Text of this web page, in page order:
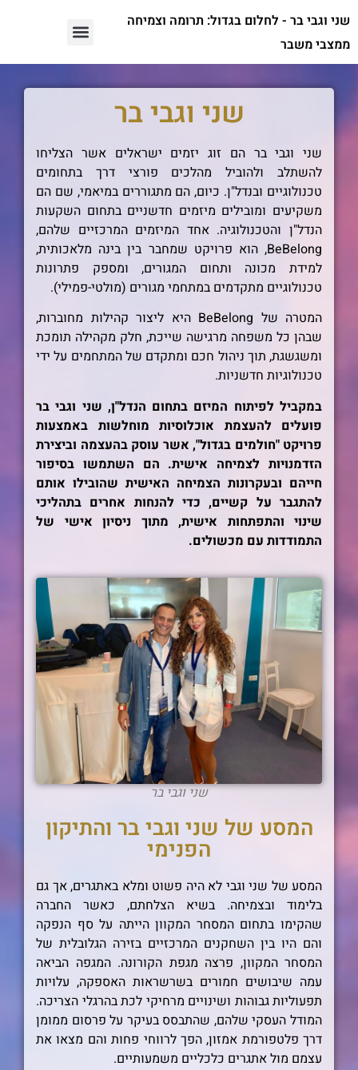
שני וגבי בר - לחלום בגדול: תרומה וצמיחה
ממצבי משבר
שני וגבי בר
שני וגבי בר הם זוג יזמים ישראלים אשר הצליחו
להשתלב ולהוביל מהלכים פורצי דרך בתחומים
טכנולוגיים ובנדל"ן. כיום, הם מתגוררים במיאמי, שם הם
משקיעים ומובילים מיזמים חדשניים בתחום השקעות
הנדל"ן והטכנולוגיה. אחד המיזמים המרכזיים שלהם,
BeBelong, הוא פרויקט שמחבר בין בינה מלאכותית,
למידת מכונה ותחום המגורים, ומספק פתרונות
טכנולוגיים מתקדמים במתחמי מגורים (מולטי-פמילי).
המטרה של BeBelong היא ליצור קהילות מחוברות,
שבהן כל משפחה מרגישה שייכת, חלק מקהילה תומכת
ומשגשגת, תוך ניהול חכם ומתקדם של המתחמים על ידי
טכנולוגיות חדשניות.
במקביל לפיתוח המיזם בתחום הנדל"ן, שני וגבי בר
פועלים להעצמת אוכלוסיות מוחלשות באמצעות
פרויקט "חולמים בגדול", אשר עוסק בהעצמה וביצירת
הזדמנויות לצמיחה אישית. הם השתמשו בסיפור
חייהם ובעקרונות הצמיחה האישית שהובילו אותם
להתגבר על קשיים, כדי להנחות אחרים בתהליכי
שינוי והתפתחות אישית, מתוך ניסיון אישי של
התמודדות עם מכשולים.
שני וגבי בר
המסע של שני וגבי בר והתיקון
הפנימי
המסע של שני וגבי לא היה פשוט ומלא באתגרים, אך גם
בלימוד ובצמיחה. בשיא הצלחתם, כאשר החברה
שהקימו בתחום המסחר המקוון הייתה על סף הנפקה
והם היו בין השחקנים המרכזיים בזירה הגלובלית של
המסחר המקוון, פרצה מגפת הקורונה. המגפה הביאה
עמה שיבושים חמורים בשרשראות האספקה, עלויות
תפעוליות גבוהות ושינויים מרחיקי לכת בהרגלי הצריכה.
המודל העסקי שלהם, שהתבסס בעיקר על פרסום ממומן
דרך פלטפורמת אמזון, הפך לרווחי פחות והם מצאו את
עצמם מול אתגרים כלכליים משמעותיים.